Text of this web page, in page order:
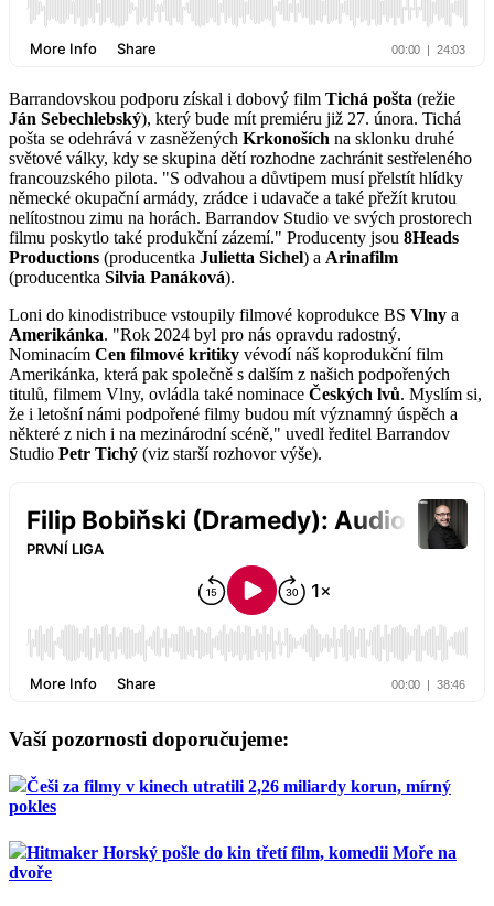
Barrandovskou podporu získal i dobový film Tichá pošta (režie
Ján Sebechlebský), který bude mít premiéru již 27. února. Tichá
pošta se odehrává v zasněžených Krkonoších na sklonku druhé
světové války, kdy se skupina dětí rozhodne zachránit sestřeleného
francouzského pilota. "S odvahou a důvtipem musí přelstít hlídky
německé okupační armády, zrádce i udavače a také přežít krutou
nelítostnou zimu na horách. Barrandov Studio ve svých prostorech
filmu poskytlo také produkční zázemí." Producenty jsou 8Heads
Productions (producentka Julietta Sichel) a Arinafilm
(producentka Silvia Panáková).
Loni do kinodistribuce vstoupily filmové koprodukce BS Vlny a
Amerikánka. "Rok 2024 byl pro nás opravdu radostný.
Nominacím Cen filmové kritiky vévodí náš koprodukční film
Amerikánka, která pak společně s dalším z našich podpořených
titulů, filmem Vlny, ovládla také nominace Českých lvů. Myslím si,
že i letošní námi podpořené filmy budou mít významný úspěch a
některé z nich i na mezinárodní scéně," uvedl ředitel Barrandov
Studio Petr Tichý (viz starší rozhovor výše).
Vaší pozornosti doporučujeme:
Češi za filmy v kinech utratili 2,26 miliardy korun, mírný
pokles
Hitmaker Horský pošle do kin třetí film, komedii Moře na
dvoře